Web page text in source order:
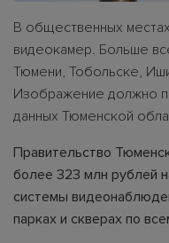
В общественных
видеокамер. Больше
Тюмени, Тобольске,
Изображение должно
данных Тюменской
Правительство
более 323 млн рублей
системы
парках и скверах по